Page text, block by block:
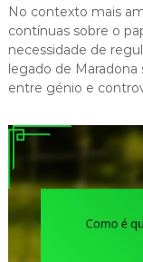
No contexto mais
contínuas sobre o
necessidade de
legado de
entre génio e